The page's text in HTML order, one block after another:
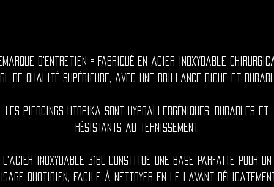
d'entretien = Fabriqué en acier inoxydable
de qualité supérieure, avec une brillance riche et
Les piercings utopika sont hypoallergéniques, durables et
résistants au ternissement.
L'acier inoxydable 316L constitue une base parfaite pour un
quotidien, facile à nettoyer en le lavant